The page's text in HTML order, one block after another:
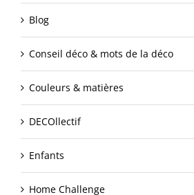
Blog
Conseil déco & mots de la déco
Couleurs & matières
DECOllectif
Enfants
Home Challenge